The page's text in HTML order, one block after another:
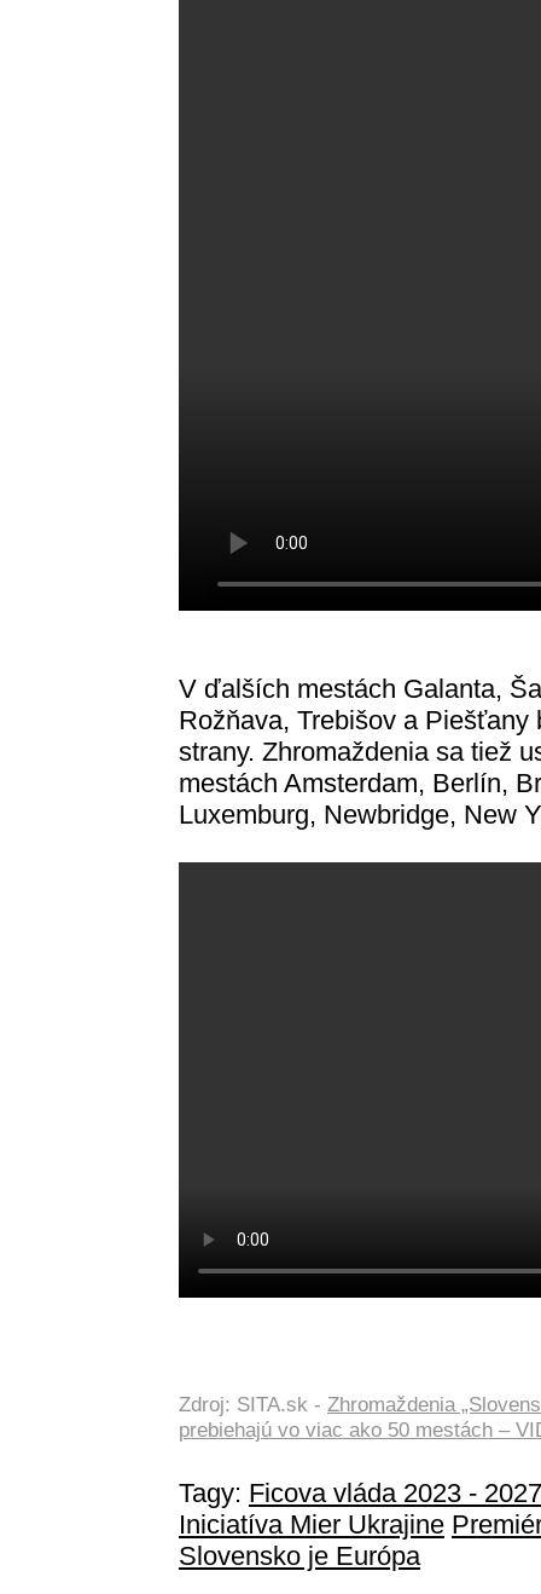
V ďalších mestách Galanta,
Rožňava, Trebišov a
strany. Zhromaždenia sa tiež
mestách Amsterdam, Berlín,
Luxemburg, Newbridge, New
Zdroj: SITA.sk - Zhromaždenia
prebiehajú vo viac ako 50 mestách –
Tagy: Ficova vláda 2023 -
Iniciatíva Mier Ukrajine
Slovensko je Európa